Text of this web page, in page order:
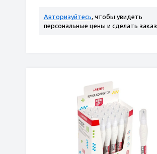
Авторизуйтесь, чтобы увидеть
персональные цены и сделать заказ